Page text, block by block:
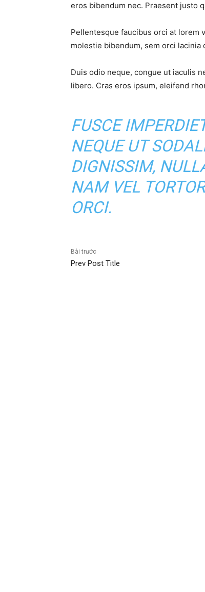
eros bibendum nec. Praesent justo
Pellentesque faucibus orci at lorem
molestie bibendum, sem orci
Duis odio neque, congue ut iaculis
libero. Cras eros ipsum, eleifend
FUSCE
NEQUE UT
DIGNISSIM,
NAM VEL TORTOR
ORCI.
Bài trước
Prev Post Title